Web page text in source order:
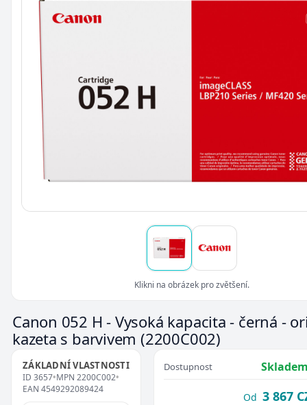
Klikni na obrázek pro zvětšení.
Canon 052 H - Vysoká kapacita - černá -
kazeta s barvivem(2200C002)
ZÁKLADNÍ VLASTNOSTI
ID 3657•MPN 2200C002•
EAN 4549292089424
Dostupnost
Od 3 867